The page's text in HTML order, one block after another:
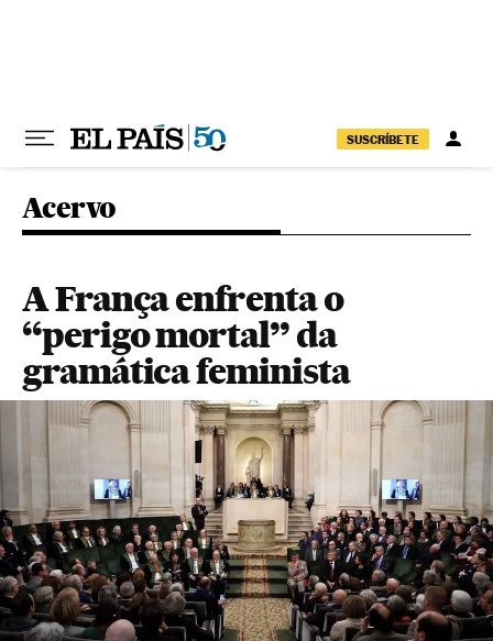
SUSCRÍBETE
Acervo
A França enfrenta o
“perigo mortal” da
gramática feminista